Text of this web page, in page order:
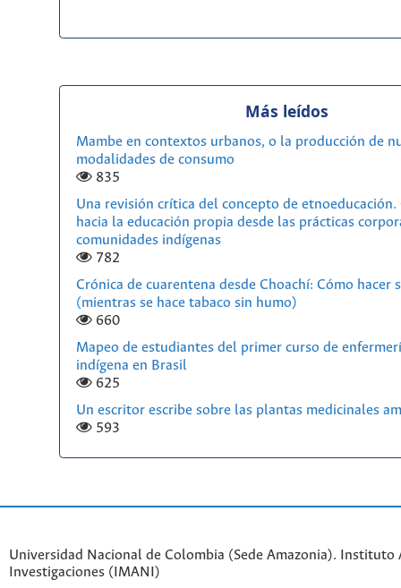
Más leídos
Mambe en contextos urbanos, o la producción de
modalidades de consumo
835
Una revisión crítica del concepto de etnoeducación.
hacia la educación propia desde las prácticas
comunidades indígenas
782
Crónica de cuarentena desde Choachí: Cómo hacer
(mientras se hace tabaco sin humo)
660
Mapeo de estudiantes del primer curso de
indígena en Brasil
625
Un escritor escribe sobre las plantas medicinales
593
Universidad Nacional de Colombia (Sede Amazonia). Instituto
Investigaciones (IMANI)